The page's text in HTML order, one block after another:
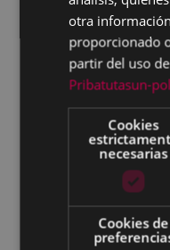
Castellanos de
Aprobación del
correspondiente
de 2024.
Dación de
Dación de
municipal del
Declaración
del 8 de marzo
Declaración y
otra
proporcionado
partir del uso
Pribatutasun-
Cookies
necesarias
Cookies de